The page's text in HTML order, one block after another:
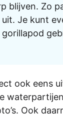
blijven. Zo
Je kunt
ook eens
Ook